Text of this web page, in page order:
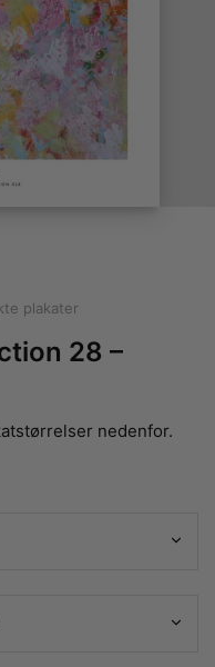
plakater
28 –
nedenfor.